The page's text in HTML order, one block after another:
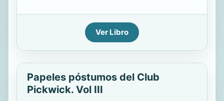
Ver Libro
Papeles póstumos del Club
Pickwick. Vol III